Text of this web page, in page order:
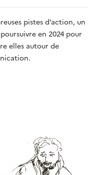
pistes d’action, un
en 2024 pour
elles autour de